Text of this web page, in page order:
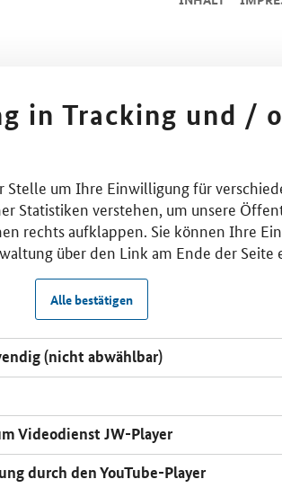
in Tracking und /
Stelle um Ihre Einwilligung für
Statistiken verstehen, um unsere
rechts aufklappen. Sie können Ihre
über den Link am Ende der Seite
Alle bestätigen
(nicht abwählbar)
Videodienst JW-Player
durch den YouTube-Player